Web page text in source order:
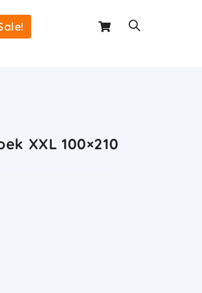
XXL 100×210